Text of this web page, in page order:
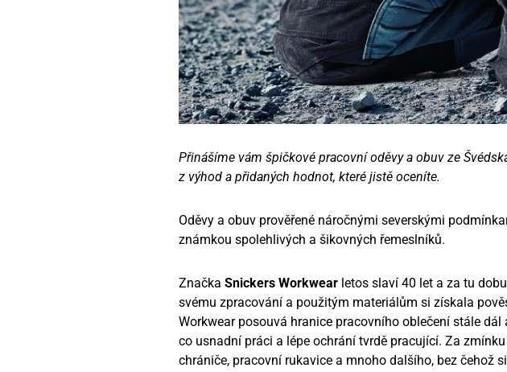
Přinášíme vám špičkové pracovní oděvy a obuv ze
z výhod a přidaných hodnot, které jistě oceníte.
Oděvy a obuv prověřené náročnými severskými
známkou spolehlivých a šikovných řemeslníků.
Značka Snickers Workwear letos slaví 40 let a za tu
svému zpracování a použitým materiálům si získala
Workwear posouvá hranice pracovního oblečení stále
co usnadní práci a lépe ochrání tvrdě pracující. Za
chrániče, pracovní rukavice a mnoho dalšího, bez čehož